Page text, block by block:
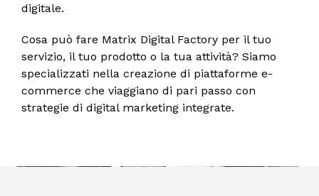
digitale.
Cosa può fare Matrix Digital Factory per il tuo
servizio, il tuo prodotto o la tua attività? Siamo
specializzati nella creazione di piattaforme e-
commerce che viaggiano di pari passo con
strategie di digital marketing integrate.